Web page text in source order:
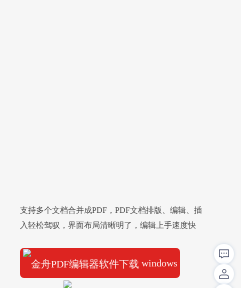
支持多个文档合并成PDF，PDF文档排版、编辑、插
入轻松驾驭，界面布局清晰明了，编辑上手速度快
windows